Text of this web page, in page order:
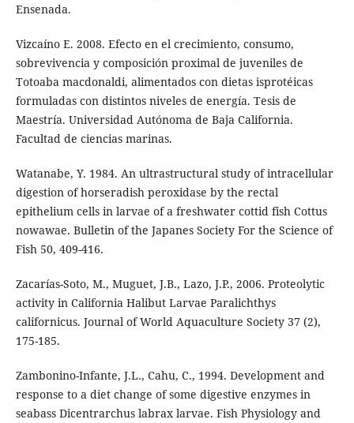
Ensenada.
Vizcaíno E. 2008. Efecto en el crecimiento, consumo,
sobrevivencia y composición proximal de juveniles de
Totoaba macdonaldi, alimentados con dietas isprotéicas
formuladas con distintos niveles de energía. Tesis de
Maestría. Universidad Autónoma de Baja California.
Facultad de ciencias marinas.
Watanabe, Y. 1984. An ultrastructural study of intracellular
digestion of horseradish peroxidase by the rectal
epithelium cells in larvae of a freshwater cottid fish Cottus
nowawae. Bulletin of the Japanes Society For the Science of
Fish 50, 409-416.
Zacarías-Soto, M., Muguet, J.B., Lazo, J.P., 2006. Proteolytic
activity in California Halibut Larvae Paralichthys
californicus. Journal of World Aquaculture Society 37 (2),
175-185.
Zambonino-Infante, J.L., Cahu, C., 1994. Development and
response to a diet change of some digestive enzymes in
seabass Dicentrarchus labrax larvae. Fish Physiology and